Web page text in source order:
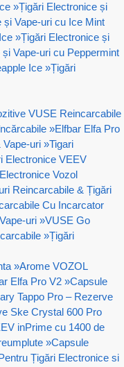
»Țigări Electronice și
și Vape-uri cu Ice Mint
»Țigări Electronice și
Vape-uri cu Peppermint
Ice »Țigări
VUSE Reincarcabile
»Elfbar Elfa Pro
Vape-uri »Tigari
Electronice VEEV
Vozol
Reincarcabile & Țigări
Cu Incarcator
uri »VUSE Go
»Țigări
»Arome VOZOL
Elfa Pro V2 »Capsule
Tappo Pro – Rezerve
Ske Crystal 600 Pro
inPrime cu 1400 de
»Capsule
Țigări Electronice si